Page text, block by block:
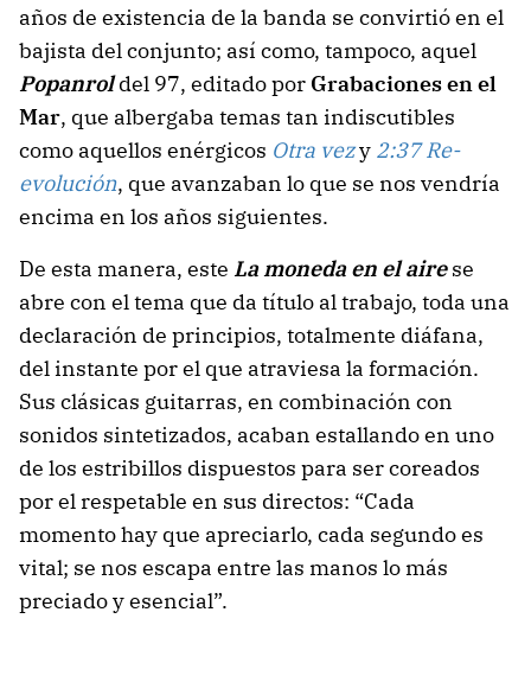
años de existencia de la banda se convirtió en el
bajista del conjunto; así como, tampoco, aquel
Popanroldel 97, editado por Grabaciones en el
Mar, que albergaba temas tan indiscutibles
como aquellos enérgicos Otra vezy 2:37 Re-
evolución, que avanzaban lo que se nos vendría
encima en los años siguientes.
De esta manera, este La moneda en el airese
abre con el tema que da título al trabajo, toda una
declaración de principios, totalmente diáfana,
del instante por el que atraviesa la formación.
Sus clásicas guitarras, en combinación con
sonidos sintetizados, acaban estallando en uno
de los estribillos dispuestos para ser coreados
por el respetable en sus directos: “Cada
momento hay que apreciarlo, cada segundo es
vital; se nos escapa entre las manos lo más
preciado y esencial”.